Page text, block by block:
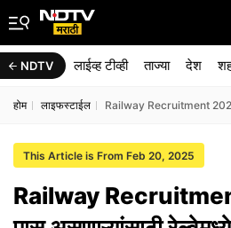
NDTV लाईव्ह टीव्ही ताज्या देश
होम लाइफस्टाईल Railway Recruitment 2025:
This Article is From Feb 20, 2025
Railway